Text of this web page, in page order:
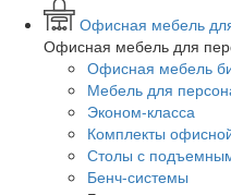
Офисная мебель
Офисная мебель для
Офисная мебель
Мебель для
Эконом-класса
Комплекты
Столы с
Бенч-системы